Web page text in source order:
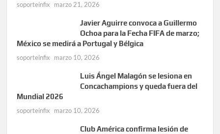
soporteinfix marzo 21, 2026
Javier Aguirre convoca a Guillermo
Ochoa para la Fecha FIFA de marzo;
México se medirá a Portugal y Bélgica
soporteinfix marzo 10, 2026
Luis Ángel Malagón se lesiona en
Concachampions y queda fuera del
Mundial 2026
soporteinfix marzo 10, 2026
Club América confirma lesión de